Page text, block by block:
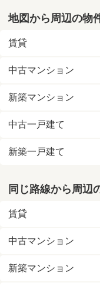
地図から周辺の物
賃貸
中古マンション
新築マンション
中古一戸建て
新築一戸建て
同じ路線から周辺
賃貸
中古マンション
新築マンション